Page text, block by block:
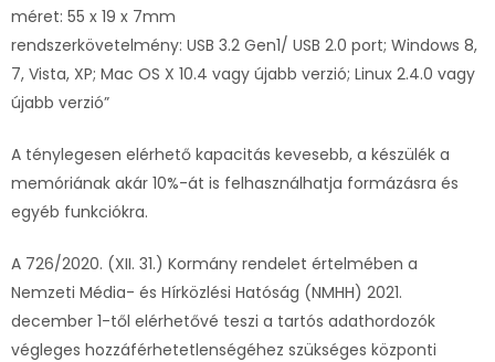
méret: 55 x 19 x 7mm
rendszerkövetelmény: USB 3.2 Gen1/ USB 2.0 port; Windows 8,
7, Vista, XP; Mac OS X 10.4 vagy újabb verzió; Linux 2.4.0 vagy
újabb verzió”
A ténylegesen elérhető kapacitás kevesebb, a készülék a
memóriának akár 10%-át is felhasználhatja formázásra és
egyéb funkciókra.
A 726/2020. (XII. 31.) Kormány rendelet értelmében a
Nemzeti Média- és Hírközlési Hatóság (NMHH) 2021.
december 1-től elérhetővé teszi a tartós adathordozók
végleges hozzáférhetetlenségéhez szükséges központi